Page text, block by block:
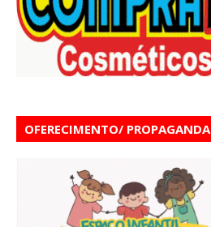
OFERECIMENTO/ PROPAGANDA